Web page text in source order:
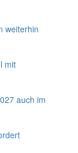
weiterhin
mit
auch im